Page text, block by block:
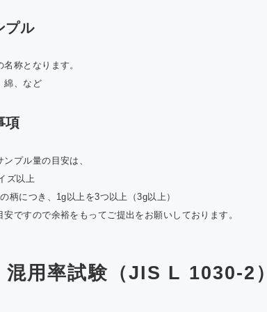
プル
称となります。
綿、など
項
プル量の目安は、
ズ以上
柄につき、1g以上を3つ以上（3g以上）
ですので余裕をもってご提出をお願いしております。
混用率試験（JIS L 1030-2）